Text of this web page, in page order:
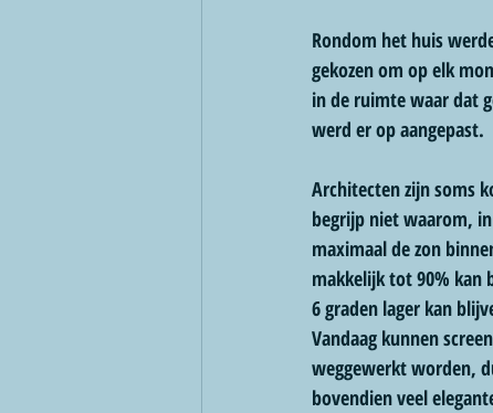
Rondom het huis
gekozen om op elk
in de ruimte waar dat
werd er op aangepast.
Architecten zijn soms
begrijp niet waarom,
maximaal de zon
makkelijk tot 90% kan
6 graden lager kan
Vandaag kunnen
weggewerkt worden,
bovendien veel